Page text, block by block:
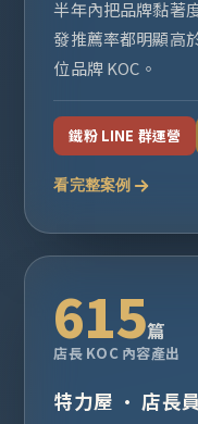
半年內把品牌黏著
發推薦率都明顯高
位品牌 KOC。
鐵粉 LINE 群運營
看完整案例
615篇
店長 KOC 內容產出
特力屋 · 店長